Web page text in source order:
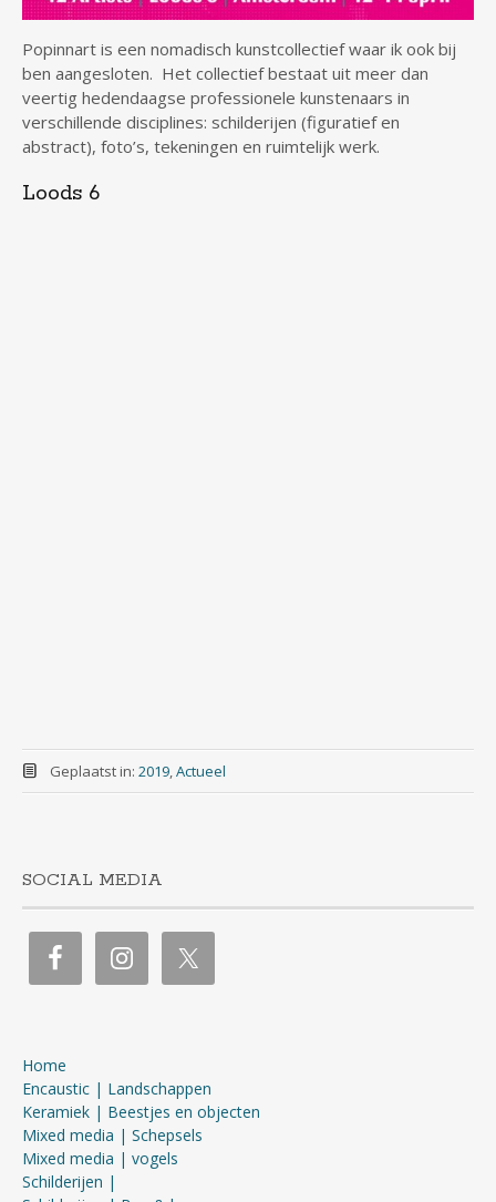
Popinnart is een nomadisch kunstcollectief waar ik ook bij
ben aangesloten. Het collectief bestaat uit meer dan
veertig hedendaagse professionele kunstenaars in
verschillende disciplines: schilderijen (figuratief en
abstract), foto’s, tekeningen en ruimtelijk werk.
Loods 6
Geplaatst in: 2019, Actueel
SOCIAL MEDIA
Home
Encaustic | Landschappen
Keramiek | Beestjes en objecten
Mixed media | Schepsels
Mixed media | vogels
Schilderijen |